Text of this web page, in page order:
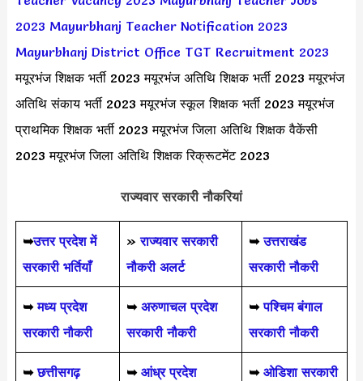
2023 Mayurbhanj Teacher Notification 2023
Mayurbhanj District Office TGT Recruitment 2023
मयूरभंज शिक्षक भर्ती 2023 मयूरभंज अतिथि शिक्षक भर्ती 2023 मयूरभंज
अतिथि संकाय भर्ती 2023 मयूरभंज स्कूल शिक्षक भर्ती 2023 मयूरभंज
प्राथमिक शिक्षक भर्ती 2023 मयूरभंज जिला अतिथि शिक्षक वैकेंसी
2023 मयूरभंज जिला अतिथि शिक्षक रिक्रूटमेंट 2023
राज्यवार सरकारी नौकरियां
➥उत्तर प्रदेश में
सरकारी भर्तियाँ
»राज्यवार सरकारी
नौकरी अलर्ट
➥ उत्तराखंड
सरकारी नौकरी
➥ मध्य प्रदेश
सरकारी नौकरी
➥ अरुणाचल प्रदेश
सरकारी नौकरी
➥ पश्चिम बंगाल
सरकारी नौकरी
➥ छत्तीसगढ़
➥ आंध्र प्रदेश
➥ ओडिशा सरकारी